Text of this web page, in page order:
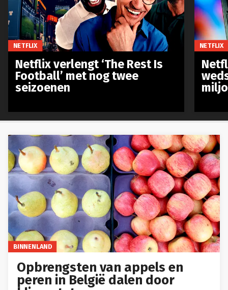
BINNENLAND
Opbrengsten van appels en
peren in België dalen door
NETFLIX
Netflix verlengt ‘The Rest Is
Football’ met nog twee
seizoenen
NETFLIX